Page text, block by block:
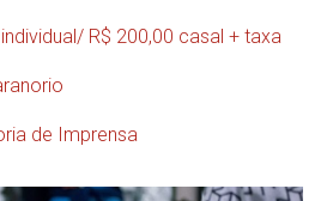
R$ 200,00 casal + taxa
de Imprensa